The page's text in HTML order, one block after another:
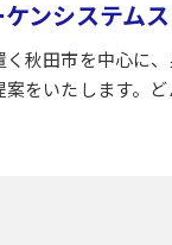
ンシステムス
く秋田市を中心に
案をいたします。